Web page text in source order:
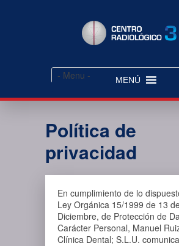
- Menu - MENÚ
Política de
privacidad
En cumplimiento de lo
Ley Orgánica 15/1999 de 13
Diciembre, de Protección de
Carácter Personal, Manuel
Clínica Dental; S.L.U.